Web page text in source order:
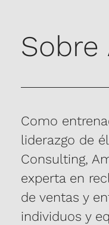
Sobre
Como
liderazgo de
Consulting,
experta en
de ventas y
individuos y